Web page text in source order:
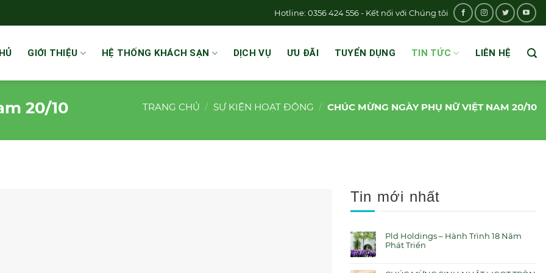
Hotline: 0356 424 556 - Kết nối với Chúng tôi
GIỚI THIỆU HỆ THỐNG KHÁCH SẠN DỊCH VỤ ƯU ĐÃI TUYỂN DỤNG TIN TỨC LIÊN HỆ
20/10 TRANG CHỦ / SỰ KIỆN HOẠT ĐỘNG / CHÚC MỪNG NGÀY PHỤ NỮ VIỆT NAM 20/10
Tin mới nhất
Pld Holdings – Hành Trình 18 Năm
Phát Triển